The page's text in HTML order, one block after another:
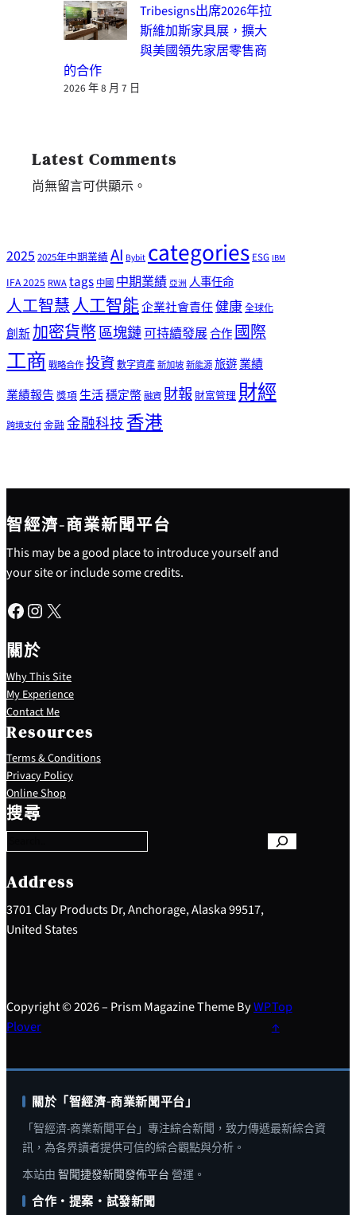
Tribesigns出席2026年拉
斯維加斯家具展，擴大
與美國領先家居零售商
的合作
2026 年 8 月 7 日
Latest Comments
尚無留言可供顯示。
2025 2025年中期業績AI Bybitcategories ESG IBM
IFA 2025 RWAtags 中國 中期業績 亞洲 人事任命
人工智慧人工智能企業社會責任健康全球化
創新加密貨幣區塊鏈可持續發展合作國際
工商 戰略合作投資數字資產新加坡新能源旅遊業績
業績報告 獎項生活穩定幣融資 財報 財富管理 財經
跨境支付金融 金融科技 香港
智經濟-商業新聞平台
This may be a good place to introduce yourself and
your site or include some credits.
Facebook Instagram X
關於
Why This Site
My Experience
Contact Me
Resources
Terms & Conditions
Privacy Policy
Online Shop
搜尋
S
e
a
c
h
Address
3701 Clay Products Dr, Anchorage, Alaska 99517,
United States
Copyright © 2026 – Prism Magazine Theme ByWP
Plover
Top
↑
關於「智經濟-商業新聞平台」
「智經濟-商業新聞平台」專注綜合新聞，致力傳遞最新綜合資
訊，為各界讀者提供可信的綜合觀點與分析。
本站由 智聞捷發新聞發佈平台 營運。
合作・提案・試發新聞